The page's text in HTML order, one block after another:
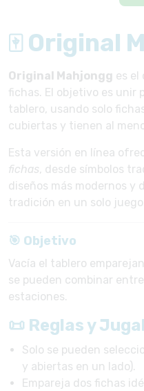
🀄 Original
Original Mahjongg es el
fichas. El objetivo es unir
tablero, usando solo
cubiertas y tienen al
Esta versión en línea
fichas, desde símbolos
diseños más modernos y
tradición en un solo juego.
🎯 Objetivo
Vacía el tablero
se pueden combinar
estaciones.
📜 Reglas y
Solo se pueden
y abiertas en un lado).
Empareja dos fichas